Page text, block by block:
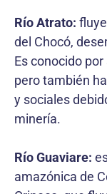
Río Atrato:
del Chocó,
Es conocido
pero también
y sociales
minería.
Río Guaviare:
amazónica de